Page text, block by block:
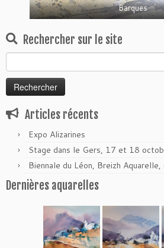
Barques
Rechercher sur le site
Rechercher :
Articles récents
Expo Alizarines
Stage dans le Gers, 17 et 18
Biennale du Léon, Breizh
Dernières aquarelles